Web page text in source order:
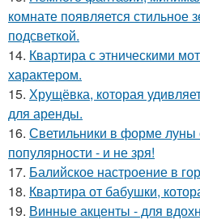
комнате появляется стильное
подсветкой.
14. Квартира с этническими
характером.
15. Хрущёвка, которая
для аренды.
16. Светильники в форме луны
популярности - и не зря!
17. Балийское настроение в
18. Квартира от бабушки,
19. Винные акценты - для